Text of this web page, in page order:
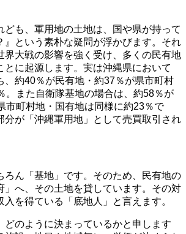
ども、軍用地の土地は、国や県が持って
』という素朴な疑問が浮かびます。それ
界大戦の影響を強く受け、多くの民有地
とに起源します。実は沖縄県において
、約40％が民有地・約37％が県市町村
。また自衛隊基地の場合は、約58％が
市町村地・国有地は同様に約23％で
分が「沖縄軍用地」として売買取引され
ろん「基地」です。そのため、民有地の
」へ、その土地を貸しています。その対
を得ている「底地人」と言えます。
どのように決まっているかと申します